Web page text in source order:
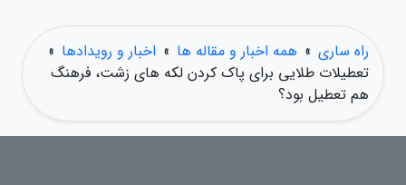
راه ساری » همه اخبار و مقاله ها » اخبار و رویدادها »
تعطیلات طلایی برای پاک کردن لکه های زشت، فرهنگ
هم تعطیل بود؟